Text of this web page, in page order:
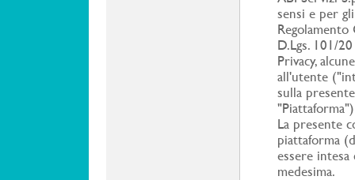
sensi e per
D.Lgs. 101/
Privacy,
all'utente
sulla
La presente
piattaforma
essere intesa
medesima.